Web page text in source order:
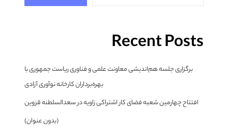
Recent Posts
برگزاری جلسه هم‌اندیشی معاونت علمی و فناوری ریاست جمهوری با
بهره‌برداران کارخانه نوآوری آزادی
افتتاح چهارمین شعبه فضای کار اشتراکی زاویه در سعدالسلطنه قزوین
(بدون عنوان)